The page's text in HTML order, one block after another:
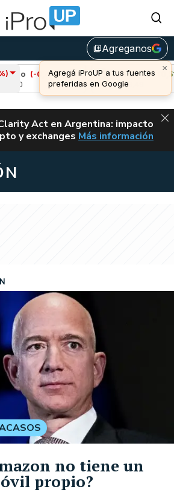
library_addAgreganos
(-0,47%)
Avalanche (0,51%)
u$s 6,49
ALERTA
Act en Argentina: impacto
y exchanges CLARITY ACT EN
Más información
no tiene un
propio?